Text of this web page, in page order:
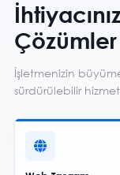
Çözümler
İşletmenizin
sürdürülebilir